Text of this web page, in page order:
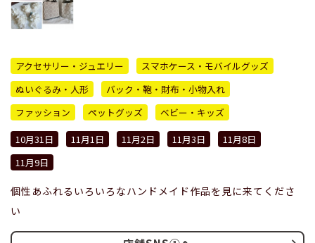
アクセサリー・ジュエリー
スマホケース・モバイルグッズ
ぬいぐるみ・人形
バック・鞄・財布・小物入れ
ファッション
ペットグッズ
ベビー・キッズ
10月31日
11月1日 11月2日 11月3日
11月8日
11月9日
個性あふれるいろいろなハンドメイド作品を見に来てくださ
い